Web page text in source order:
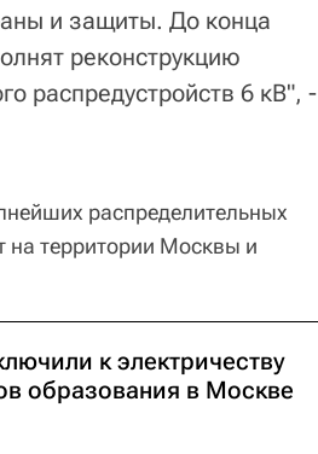
и защиты. До конца
реконструкцию
распредустройств 6 кВ", -
распределительных
на территории Москвы и
к электричеству
образования в Москве